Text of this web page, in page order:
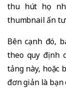
thu hút họ
thumbnail ấn
Bên cạnh đó,
theo quy định
tảng này, hoặc
đơn giản là bạn